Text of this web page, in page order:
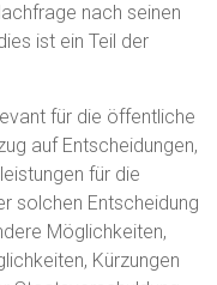
nach seinen
ist ein Teil der
für die öffentliche
auf Entscheidungen,
für die
solchen Entscheidung
Möglichkeiten,
Kürzungen